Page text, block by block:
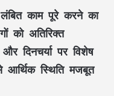
काम पूरे करने का
को अतिरिक्त
दिनचर्या पर विशेष
स्थिति मजबूत